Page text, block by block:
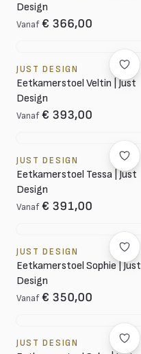
Design
Vanaf € 366,00
JUST DESIGN
Eetkamerstoel Veltin | Just
Design
Vanaf € 393,00
JUST DESIGN
Eetkamerstoel Tessa | Just
Design
Vanaf € 391,00
JUST DESIGN
Eetkamerstoel Sophie | Just
Design
Vanaf € 350,00
JUST DESIGN